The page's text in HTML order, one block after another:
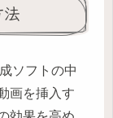
ソフトの中
画を挿入す